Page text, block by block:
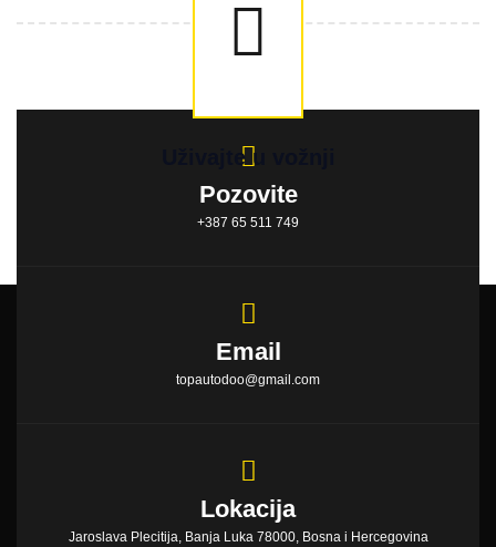
Uživajte u vožnji
Pozovite
+387 65 511 749
Email
topautodoo@gmail.com
Lokacija
Jaroslava Plecitija, Banja Luka 78000, Bosna i Hercegovina